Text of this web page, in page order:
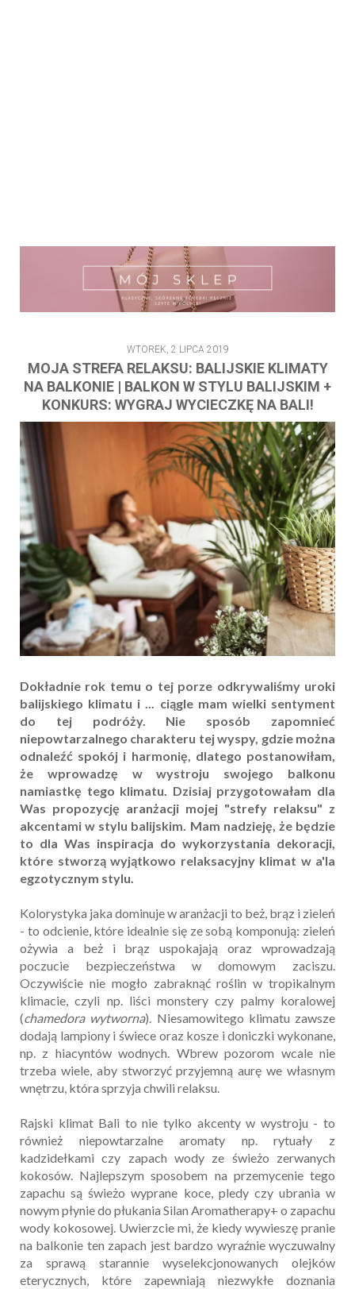
WTOREK, 2 LIPCA 2019
MOJA STREFA RELAKSU: BALIJSKIE KLIMATY
NA BALKONIE | BALKON W STYLU BALIJSKIM +
KONKURS: WYGRAJ WYCIECZKĘ NA BALI!
Dokładnie rok temu o tej porze odkrywaliśmy uroki
balijskiego klimatu i ... ciągle mam wielki sentyment
do tej podróży. Nie sposób zapomnieć
niepowtarzalnego charakteru tej wyspy, gdzie można
odnaleźć spokój i harmonię, dlatego postanowiłam,
że wprowadzę w wystroju swojego balkonu
namiastkę tego klimatu. Dzisiaj przygotowałam dla
Was propozycję aranżacji mojej "strefy relaksu" z
akcentami w stylu balijskim. Mam nadzieję, że będzie
to dla Was inspiracja do wykorzystania dekoracji,
które stworzą wyjątkowo relaksacyjny klimat w a'la
egzotycznym stylu.
Kolorystyka jaka dominuje w aranżacji to beż, brąz i zieleń
- to odcienie, które idealnie się ze sobą komponują: zieleń
ożywia a beż i brąz uspokajają oraz wprowadzają
poczucie bezpieczeństwa w domowym zaciszu.
Oczywiście nie mogło zabraknąć roślin w tropikalnym
klimacie, czyli np. liści monstery czy palmy koralowej
(chamedora wytworna). Niesamowitego klimatu zawsze
dodają lampiony i świece oraz kosze i doniczki wykonane,
np. z hiacyntów wodnych. Wbrew pozorom wcale nie
trzeba wiele, aby stworzyć przyjemną aurę we własnym
wnętrzu, która sprzyja chwili relaksu.
Rajski klimat Bali to nie tylko akcenty w wystroju - to
również niepowtarzalne aromaty np. rytuały z
kadzidełkami czy zapach wody ze świeżo zerwanych
kokosów. Najlepszym sposobem na przemycenie tego
zapachu są świeżo wyprane koce, pledy czy ubrania w
nowym płynie do płukania Silan Aromatherapy+ o zapachu
wody kokosowej. Uwierzcie mi, że kiedy wywieszę pranie
na balkonie ten zapach jest bardzo wyraźnie wyczuwalny
za sprawą starannie wyselekcjonowanych olejków
eterycznych, które zapewniają niezwykłe doznania